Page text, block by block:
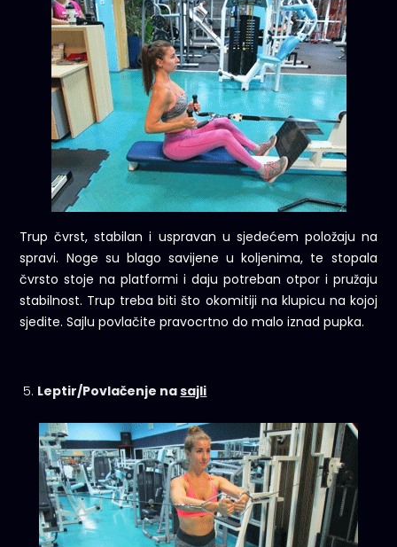
Trup čvrst, stabilan i uspravan u sjedećem položaju na
spravi. Noge su blago savijene u koljenima, te stopala
čvrsto stoje na platformi i daju potreban otpor i pružaju
stabilnost. Trup treba biti što okomitiji na klupicu na kojoj
sjedite. Sajlu povlačite pravocrtno do malo iznad pupka.
Leptir/Povlačenje nasajli